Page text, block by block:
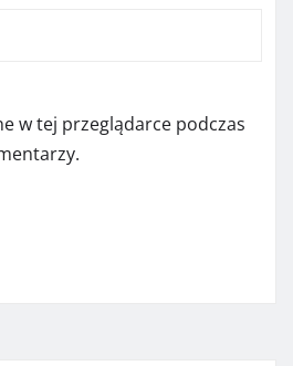
w tej przeglądarce podczas